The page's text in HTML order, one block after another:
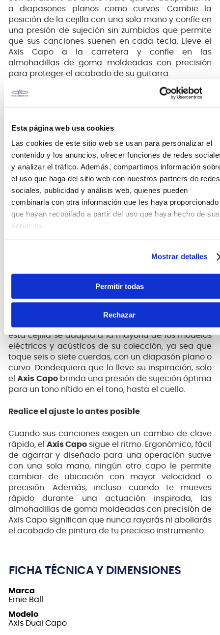
Esta página web usa cookies
Las cookies de este sitio web se usan para personalizar el
contenido y los anuncios, ofrecer funciones de redes
y analizar el tráfico. Además, compartimos información
el uso que haga del sitio web con nuestros partners de redes
sociales, publicidad y análisis web, quienes pueden
combinarla con otra información que les haya proporcionado
que hayan recopilado a partir del uso que haya hecho de sus
servicios.
Mostrar detalles
Permitir todas
Rechazar
a diapasones planos como curvos. Cambie la
posición de la cejilla con una sola mano y confíe en
una presión de sujeción sin zumbidos que permite
que sus canciones suenen en cada tecla. Lleve el
Axis Capo a la carretera y confíe en las
almohadillas de goma moldeadas con precisión
para proteger el acabado de su guitarra.
espectáculos de movimiento rápido, elAxis Capole
permite cambiar de guitarra sin interrumpir su flujo
creativo. Con un innovador diseño de doble radio,
esta cejilla se adapta a la mayoría de los modelos
eléctricos y acústicos de su colección, ya sea que
toque seis o siete cuerdas, con un diapasón plano o
curvo. Dondequiera que lo lleve su inspiración, solo
elAxis Capobrinda una presión de sujeción óptima
para un tono nítido en el tono, hasta el cuello.
Realice el ajuste lo antes posible
Cuando sus canciones exigen un cambio de clave
rápido, el Axis Capo sigue el ritmo. Ergonómico, fácil
de agarrar y diseñado para una operación suave
con una sola mano, ningún otro capo le permite
cambiar de ubicación con mayor velocidad o
precisión. Además, incluso cuando te mueves
rápido durante una actuación inspirada, las
almohadillas de goma moldeadas con precisión de
Axis Capo significan que nunca rayarás ni abollarás
el acabado de pintura de tu precioso instrumento.
FICHA TÉCNICA Y DIMENSIONES
Marca
Ernie Ball
Modelo
Axis Dual Capo